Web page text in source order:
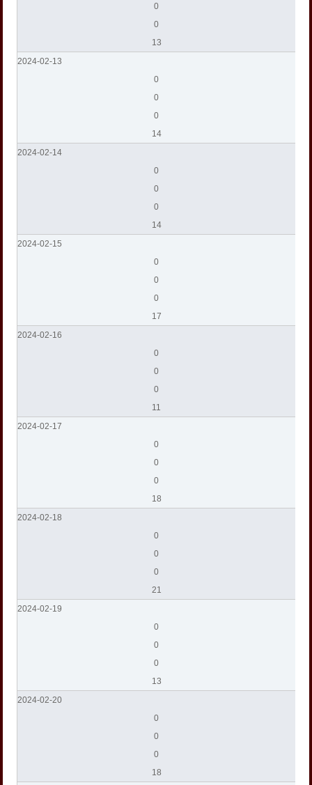
0
0
13
2024-02-13
0
0
0
14
2024-02-14
0
0
0
14
2024-02-15
0
0
0
17
2024-02-16
0
0
0
11
2024-02-17
0
0
0
18
2024-02-18
0
0
0
21
2024-02-19
0
0
0
13
2024-02-20
0
0
0
18